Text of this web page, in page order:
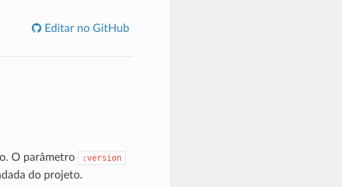
Editar no GitHub
O parâmetro :version
do projeto.